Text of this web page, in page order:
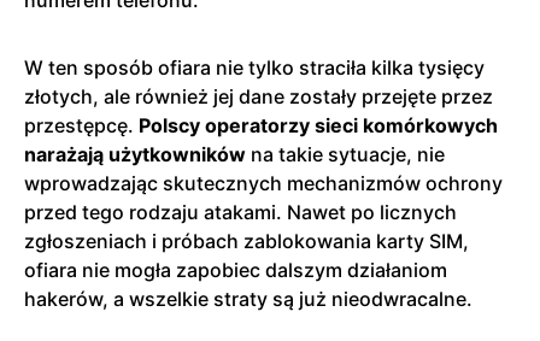
W ten sposób ofiara nie tylko straciła kilka tysięcy
złotych, ale również jej dane zostały przejęte przez
przestępcę. Polscy operatorzy sieci komórkowych
narażają użytkowników na takie sytuacje, nie
wprowadzając skutecznych mechanizmów ochrony
przed tego rodzaju atakami. Nawet po licznych
zgłoszeniach i próbach zablokowania karty SIM,
ofiara nie mogła zapobiec dalszym działaniom
hakerów, a wszelkie straty są już nieodwracalne.